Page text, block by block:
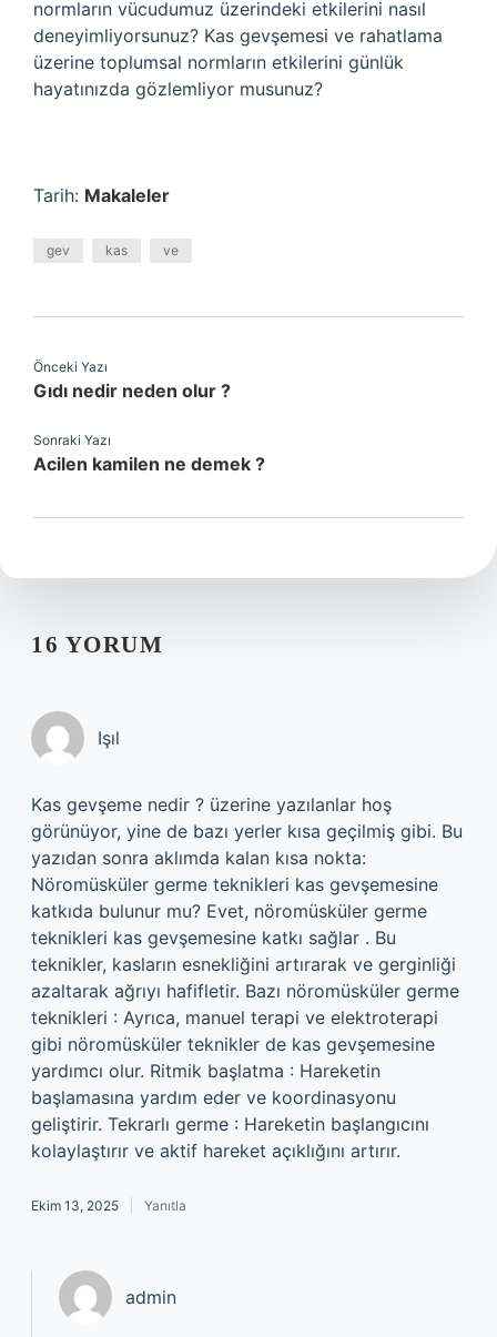
normların vücudumuz üzerindeki etkilerini nasıl
deneyimliyorsunuz? Kas gevşemesi ve rahatlama
üzerine toplumsal normların etkilerini günlük
hayatınızda gözlemliyor musunuz?
Tarih: Makaleler
gev kas ve
Önceki Yazı
Gıdı nedir neden olur ?
Sonraki Yazı
Acilen kamilen ne demek ?
16 YORUM
Işıl
Kas gevşeme nedir ? üzerine yazılanlar hoş
görünüyor, yine de bazı yerler kısa geçilmiş gibi. Bu
yazıdan sonra aklımda kalan kısa nokta:
Nöromüsküler germe teknikleri kas gevşemesine
katkıda bulunur mu? Evet, nöromüsküler germe
teknikleri kas gevşemesine katkı sağlar . Bu
teknikler, kasların esnekliğini artırarak ve gerginliği
azaltarak ağrıyı hafifletir. Bazı nöromüsküler germe
teknikleri : Ayrıca, manuel terapi ve elektroterapi
gibi nöromüsküler teknikler de kas gevşemesine
yardımcı olur. Ritmik başlatma : Hareketin
başlamasına yardım eder ve koordinasyonu
geliştirir. Tekrarlı germe : Hareketin başlangıcını
kolaylaştırır ve aktif hareket açıklığını artırır.
Ekim 13, 2025 Yanıtla
admin